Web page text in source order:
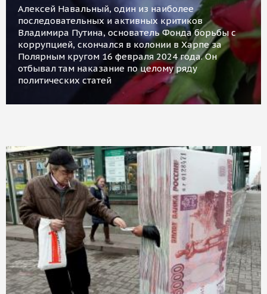
Алексей Навальный, один из наиболее
последовательных и активных критиков
Владимира Путина, основатель Фонда борьбы с
коррупцией, скончался в колонии в Харпе за
Полярным кругом 16 февраля 2024 года. Он
отбывал там наказание по целому ряду
политических статей